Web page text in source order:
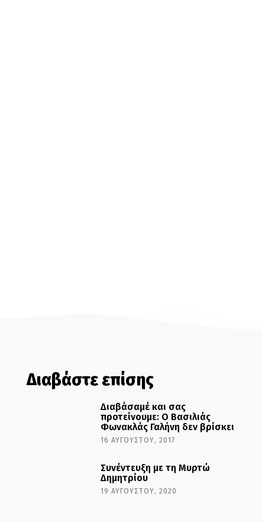
Διαβάστε επίσης
Διαβάσαμέ και σας
προτείνουμε: Ο Βασιλιάς
Φωνακλάς Γαλήνη δεν βρίσκει
16 ΑΥΓΟΎΣΤΟΥ, 2017
Συνέντευξη με τη Μυρτώ
Δημητρίου
19 ΑΥΓΟΎΣΤΟΥ, 2020